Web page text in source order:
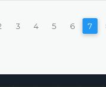
3 4 5 6 7